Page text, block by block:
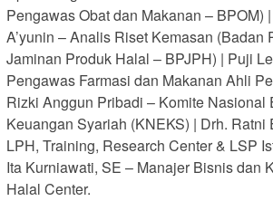
Pengawas Obat dan Makanan – BPOM)
A’yunin – Analis Riset Kemasan (Badan
Jaminan Produk Halal – BPJPH) | Puji
Pengawas Farmasi dan Makanan Ahli
Rizki Anggun Pribadi – Komite Nasional
Keuangan Syariah (KNEKS) | Drh. Ratni
LPH, Training, Research Center & LSP
Ita Kurniawati, SE – Manajer Bisnis dan
Halal Center.